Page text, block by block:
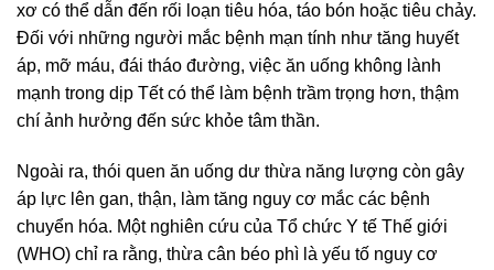
xơ có thể dẫn đến rối loạn tiêu hóa, táo bón hoặc tiêu chảy.
Đối với những người mắc bệnh mạn tính như tăng huyết
áp, mỡ máu, đái tháo đường, việc ăn uống không lành
mạnh trong dịp Tết có thể làm bệnh trầm trọng hơn, thậm
chí ảnh hưởng đến sức khỏe tâm thần.
Ngoài ra, thói quen ăn uống dư thừa năng lượng còn gây
áp lực lên gan, thận, làm tăng nguy cơ mắc các bệnh
chuyển hóa. Một nghiên cứu của Tổ chức Y tế Thế giới
(WHO) chỉ ra rằng, thừa cân béo phì là yếu tố nguy cơ